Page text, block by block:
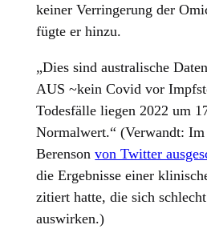
keiner Verringerung der
fügte er hinzu.
„Dies sind australische
AUS ~kein Covid vor
Todesfälle liegen 2022 um
Normalwert.“ (Verwandt:
Berensonvon Twitter
die Ergebnisse einer
zitiert hatte, die sich
auswirken.)